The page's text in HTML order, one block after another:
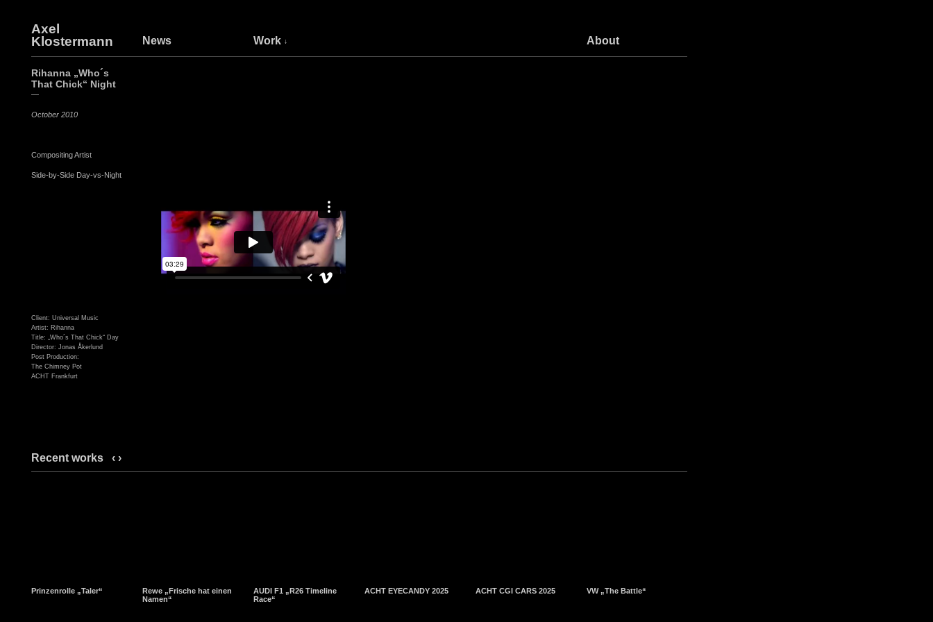
Axel
Klostermann
News Work About
Rihanna „Who´s
That Chick“ Night
—
October 2010
Compositing Artist
Side-by-Side Day-vs-Night
Client: Universal Music
Artist: Rihanna
Title: „Who´s That Chick“ Day
Director: Jonas Åkerlund
Post Production:
The Chimney Pot
ACHT Frankfurt
Recent works ‹ ›
Prinzenrolle „Taler“
Rewe „Frische hat einen
Namen“
AUDI F1 „R26 Timeline
Race“
ACHT EYECANDY 2025 ACHT CGI CARS 2025 VW „The Battle“